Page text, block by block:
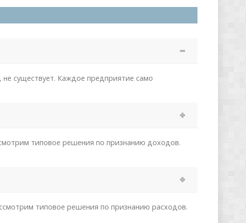
существует. Каждое предприятие само
типовое решения по признанию доходов.
типовое решения по признанию расходов.